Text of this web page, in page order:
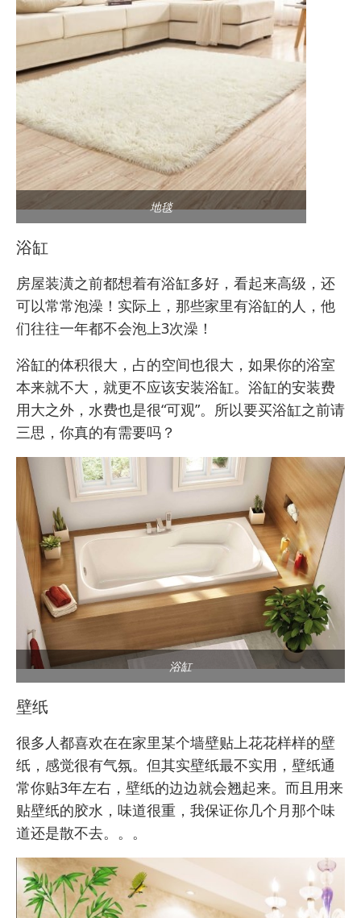
地毯
浴缸
房屋装潢之前都想着有浴缸多好，看起来高级，还
可以常常泡澡！实际上，那些家里有浴缸的人，他
们往往一年都不会泡上3次澡！
浴缸的体积很大，占的空间也很大，如果你的浴室
本来就不大，就更不应该安装浴缸。浴缸的安装费
用大之外，水费也是很“可观”。所以要买浴缸之前请
三思，你真的有需要吗？
浴缸
壁纸
很多人都喜欢在在家里某个墙壁贴上花花样样的壁
纸，感觉很有气氛。但其实壁纸最不实用，壁纸通
常你贴3年左右，壁纸的边边就会翘起来。而且用来
贴壁纸的胶水，味道很重，我保证你几个月那个味
道还是散不去。。。